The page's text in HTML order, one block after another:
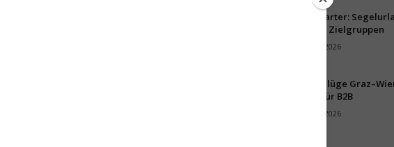
Kojencharter:
für neue Zielgruppen
5. August 2026
Aus für Flüge
Folgen für B2B
4. August 2026